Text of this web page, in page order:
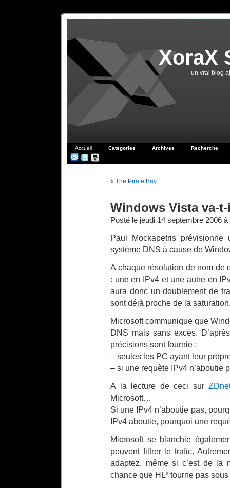
XoraX
un vrai blog
Accueil Catégories Archives Recherche
« The Pirate Bay
Windows Vista va-
Posté le jeudi 14 septembre 2006
Paul Mockapetris prévisionne
système DNS à cause de
A chaque résolution de nom de
: une en IPv4 et une autre en
aura donc un doublement de
sont déjà proche de la
Microsoft communique que
DNS mais sans excès.
précisions sont fournie :
– seules les PC ayant leur
– si une requète IPv4 n’aboutie
A la lecture de ceci sur
Microsoft…
Si une IPv4 n’aboutie pas,
IPv4 aboutie, pourquoi une
Microsoft se blanchie
peuvent filtrer le trafic.
adaptez, même si c’est de
chance que HL² tourne pas